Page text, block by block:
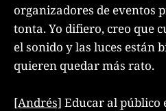
organizadores de eventos
tonta. Yo difiero, creo que
el sonido y las luces están
quieren quedar más rato.
[Andrés] Educar al público